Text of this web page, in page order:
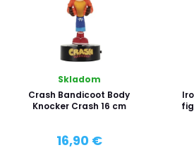
Skladom
Crash Bandicoot Body
Knocker Crash 16 cm
16,90 €